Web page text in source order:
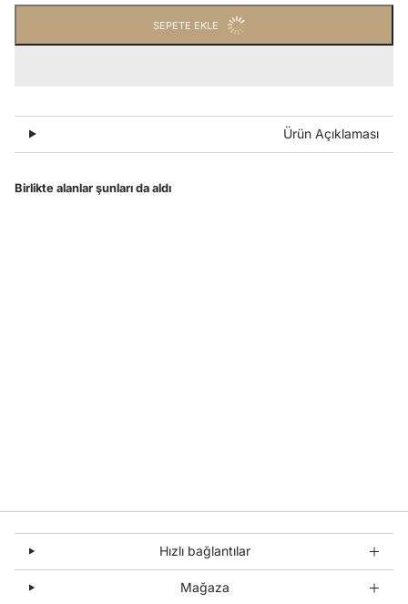
SEPETE EKLE
Ürün Açıklaması
Birlikte alanlar şunları da aldı
Hızlı bağlantılar
Mağaza